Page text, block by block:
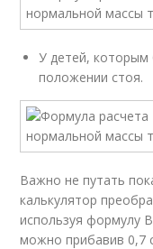
У детей,
положении стоя.
Важно не путать
калькулятор
используя формулу
можно прибавив 0,7